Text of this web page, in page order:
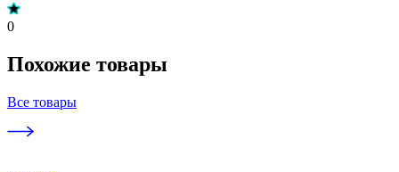
0
Похожие товары
Все товары